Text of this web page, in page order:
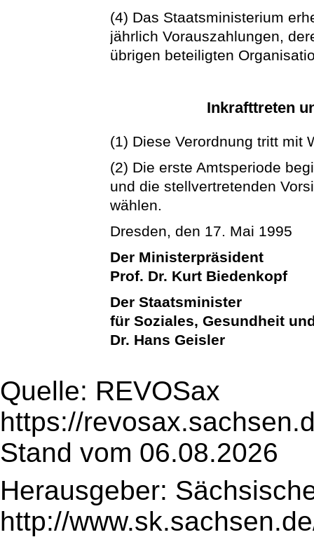
(4) Das Staatsministerium
jährlich Vorauszahlungen,
übrigen beteiligten
Inkrafttreten
(1) Diese Verordnung tritt mit
(2) Die erste Amtsperiode
und die stellvertretenden
wählen.
Dresden, den 17. Mai 1995
Der Ministerpräsident
Prof. Dr. Kurt Biedenkopf
Der Staatsminister
für Soziales, Gesundheit
Dr. Hans Geisler
Quelle: REVOSax
https://
Stand vom 06.08.2026
Herausgeber:
http://